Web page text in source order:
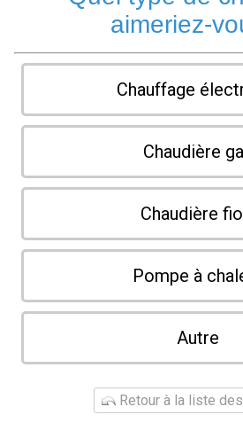
aimeriez-
Chauffage
Chaudière
Chaudière
Pompe à
Autre
Retour à la liste